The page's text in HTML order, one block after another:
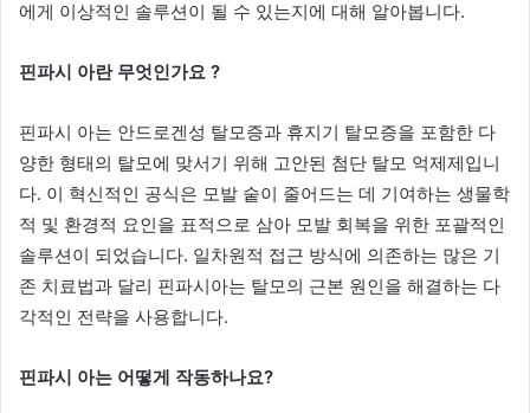
에게 이상적인 솔루션이 될 수 있는지에 대해 알아봅니다.
핀파시 아란 무엇인가요 ?
핀파시 아는 안드로겐성 탈모증과 휴지기 탈모증을 포함한 다
양한 형태의 탈모에 맞서기 위해 고안된 첨단 탈모 억제제입니
다. 이 혁신적인 공식은 모발 숱이 줄어드는 데 기여하는 생물학
적 및 환경적 요인을 표적으로 삼아 모발 회복을 위한 포괄적인
솔루션이 되었습니다. 일차원적 접근 방식에 의존하는 많은 기
존 치료법과 달리 핀파시아는 탈모의 근본 원인을 해결하는 다
각적인 전략을 사용합니다.
핀파시 아는 어떻게 작동하나요?